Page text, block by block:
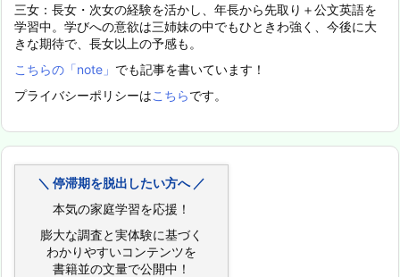
三女：長女・次女の経験を活かし、年長から先取り＋公文英語を
学習中。学びへの意欲は三姉妹の中でもひときわ強く、今後に大
きな期待で、長女以上の予感も。
こちらの「note」 でも記事を書いています！
プライバシーポリシーはこちらです。
＼ 停滞期を脱出したい方へ ／
本気の家庭学習を応援！
膨大な調査と実体験に基づく
わかりやすいコンテンツを
書籍並の文量で公開中！